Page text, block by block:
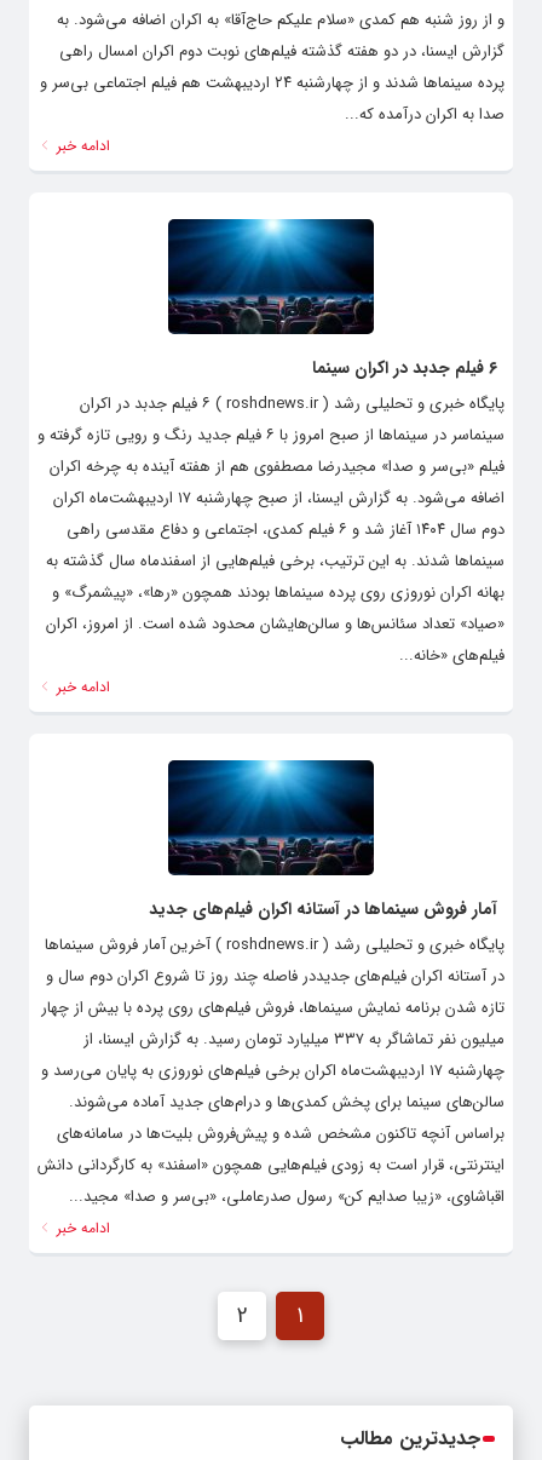
و از روز شنبه هم کمدی «سلام علیکم حاج‌آقا» به اکران اضافه می‌شود. به
گزارش ایسنا، در دو هفته گذشته فیلم‌های نوبت دوم اکران امسال راهی
پرده سینماها شدند و از چهارشنبه ۲۴ اردیبهشت هم فیلم اجتماعی بی‌سر و
صدا به اکران درآمده که...
ادامه خبر
۶ فیلم جدبد در اکران سینما
پایگاه خبری و تحلیلی رشد ( roshdnews.ir ) ۶ فیلم جدبد در اکران
سینماسر در سینماها از صبح امروز با ۶ فیلم جدید رنگ و رویی تازه گرفته و
فیلم ‌«بی‌سر و صدا» مجیدرضا مصطفوی هم از هفته آینده به چرخه اکران
اضافه می‌شود. به گزارش ایسنا، از صبح چهارشنبه ۱۷ اردیبهشت‌ماه اکران
دوم سال ۱۴۰۴ آغاز شد و ۶ فیلم کمدی، اجتماعی و دفاع مقدسی راهی
سینماها شدند. به این ترتیب، برخی فیلم‌هایی از اسفندماه سال گذشته به
بهانه اکران نوروزی روی پرده سینماها بودند همچون «رها»، «پیشمرگ» و
«صیاد» تعداد سئانس‌ها و سالن‌هایشان محدود شده است. از امروز، اکران
فیلم‌های «خانه...
ادامه خبر
آمار فروش سینماها در آستانه اکران فیلم‌های جدید
پایگاه خبری و تحلیلی رشد ( roshdnews.ir ) آخرین آمار فروش سینماها
در آستانه اکران فیلم‌های جدیددر فاصله چند روز تا شروع اکران دوم سال و
تازه شدن برنامه نمایش سینماها، فروش فیلم‌های روی پرده با بیش از چهار
میلیون نفر تماشاگر به ۳۳۷ میلیارد تومان رسید. به گزارش ایسنا، از
چهارشنبه ۱۷ اردیبهشت‌ماه اکران برخی فیلم‌های نوروزی به پایان می‌رسد و
سالن‌های سینما برای پخش کمدی‌ها و درام‌های جدید آماده می‌شوند.
براساس آنچه تاکنون مشخص شده و پیش‌فروش بلیت‌ها در سامانه‌های
اینترنتی، قرار است به زودی فیلم‌هایی همچون «اسفند» به کارگردانی دانش
اقباشاوی، «زیبا صدایم کن» رسول صدرعاملی، «بی‌سر و صدا» مجید...
ادامه خبر
1
2
جدیدترین مطالب